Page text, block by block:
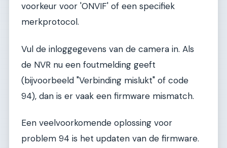
voorkeur voor 'ONVIF' of een specifiek
merkprotocol.
Vul de inloggegevens van de camera in. Als
de NVR nu een foutmelding geeft
(bijvoorbeeld "Verbinding mislukt" of code
94), dan is er vaak een firmware mismatch.
Een veelvoorkomende oplossing voor
problem 94 is het updaten van de firmware.